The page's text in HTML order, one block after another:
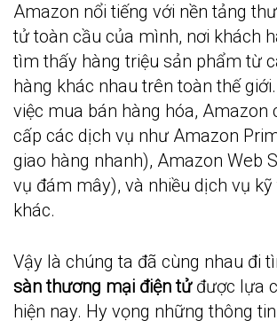
Amazon nổi tiếng với nền tảng
tử toàn cầu của mình, nơi khách
tìm thấy hàng triệu sản phẩm từ
hàng khác nhau trên toàn thế
việc mua bán hàng hóa, Amazon
cấp các dịch vụ như Amazon
giao hàng nhanh), Amazon Web
vụ đám mây), và nhiều dịch vụ
khác.
Vậy là chúng ta đã cùng nhau đi
sàn thương mại điện tửđược lựa
hiện nay. Hy vọng những thông